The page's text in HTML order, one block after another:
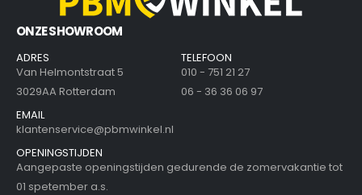
ONZE SHOWROOM
ADRES
Van Helmontstraat 5
3029AA Rotterdam
TELEFOON
010 - 751 21 27
06 - 36 36 06 97
EMAIL
klantenservice@pbmwinkel.nl
OPENINGSTIJDEN
Aangepaste openingstijden gedurende de zomervakantie tot
01 spetember a.s.